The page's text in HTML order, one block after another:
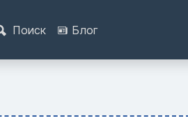
Поиск Блог